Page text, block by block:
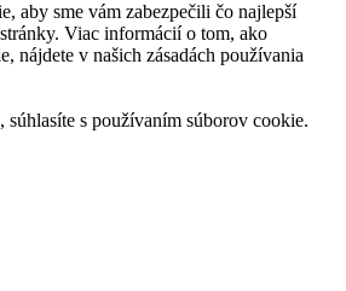
aby sme vám zabezpečili čo najlepší
Viac informácií o tom, ako
nájdete v našich zásadách používania
súhlasíte s používaním súborov cookie.